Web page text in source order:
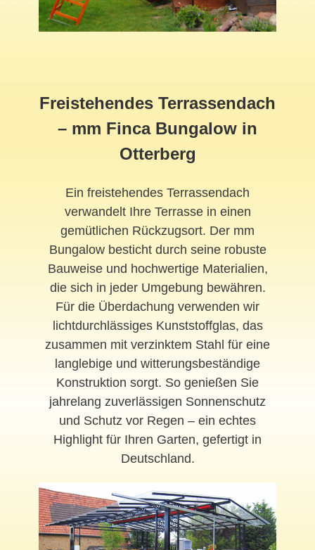
Freistehendes Terrassendach
– mm Finca Bungalow in
Otterberg
Ein freistehendes Terrassendach
verwandelt Ihre Terrasse in einen
gemütlichen Rückzugsort. Der mm
Bungalow besticht durch seine robuste
Bauweise und hochwertige Materialien,
die sich in jeder Umgebung bewähren.
Für die Überdachung verwenden wir
lichtdurchlässiges Kunststoffglas, das
zusammen mit verzinktem Stahl für eine
langlebige und witterungsbeständige
Konstruktion sorgt. So genießen Sie
jahrelang zuverlässigen Sonnenschutz
und Schutz vor Regen – ein echtes
Highlight für Ihren Garten, gefertigt in
Deutschland.